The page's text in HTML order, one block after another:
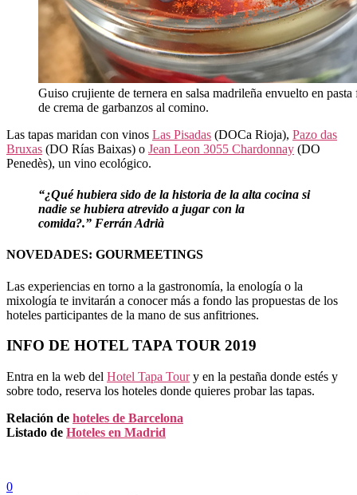
Guiso crujiente de ternera en salsa madrileña envuelto en
de crema de garbanzos al comino.
Las tapas maridan con vinos Las Pisadas (DOCa Rioja), Pazo das
Bruxas (DO Rías Baixas) o Jean Leon 3055 Chardonnay (DO
Penedès), un vino ecológico.
“¿Qué hubiera sido de la historia de la alta cocina si
nadie se hubiera atrevido a jugar con la
comida?.” Ferrán Adrià
NOVEDADES: GOURMEETINGS
Las experiencias en torno a la gastronomía, la enología o la
mixología te invitarán a conocer más a fondo las propuestas de los
hoteles participantes de la mano de sus anfitriones.
INFO DE HOTEL TAPA TOUR 2019
Entra en la web del Hotel Tapa Toury en la pestaña donde estés y
sobre todo, reserva los hoteles donde quieres probar las tapas.
Relación de hoteles de Barcelona
Listado de Hoteles en Madrid
0